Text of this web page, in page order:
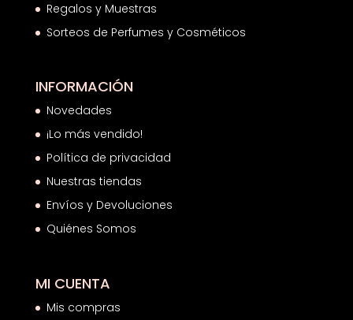
Regalos y Muestras
Sorteos de Perfumes y Cosméticos
INFORMACIÓN
Novedades
¡Lo más vendido!
Política de privacidad
Nuestras tiendas
Envíos y Devoluciones
Quiénes Somos
MI CUENTA
Mis compras